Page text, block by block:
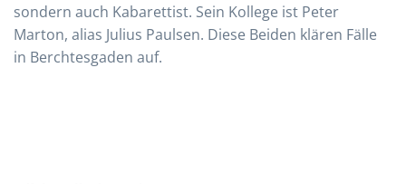
sondern auch Kabarettist. Sein Kollege ist Peter
Marton, alias Julius Paulsen. Diese Beiden klären Fälle
in Berchtesgaden auf.